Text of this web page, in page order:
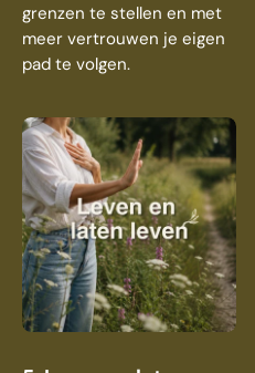
grenzen te stellen en met
meer vertrouwen je eigen
pad te volgen.